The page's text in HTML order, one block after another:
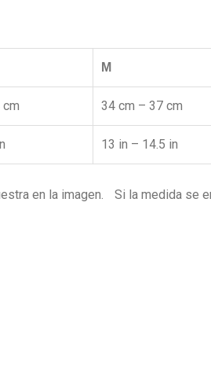
M
34 cm – 37 cm
13 in – 14.5 in
en la imagen. Si la medida se